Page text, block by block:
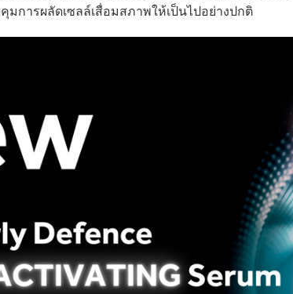
มการผลัดเซลล์เสื่อมสภาพให้เป็นไปอย่างปกติ